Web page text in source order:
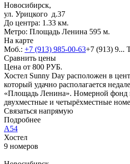
Новосибирск,
ул. Урицкого д.37
До центра: 1.33 км.
Метро: Площадь Ленина 595 м.
На карте
Моб.: +7 (913) 985-00-63+7 (913) 9...
Сравнить цены
Цена от 800 РУБ.
Хостел Sunny Day расположен в
который удачно располагается
«Площадь Ленина». Номерной фонд
двухместные и четырёхместные
Связаться напрямую
Подробнее
А54
Хостел
9 номеров